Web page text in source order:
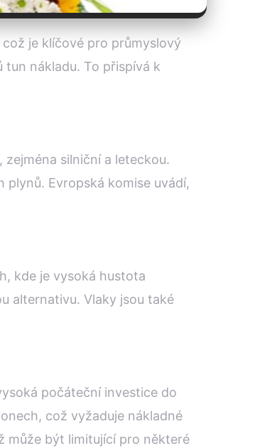
je klíčové pro průmyslový
tun nákladu. To přispívá k
silniční a leteckou.
Evropská komise uvádí,
kde je vysoká hustota
alternativu. Vlaky jsou také
počáteční investice do
což vyžaduje nákladné
může být limitující pro některé